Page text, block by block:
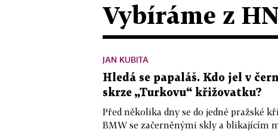
Vybíráme z HN
JAN KUBITA
Hledá se papaláš. Kdo jel v
skrze „Turkovu“ křižovatku?
Před několika dny se do jedné pražské
BMW se začerněnými skly a blikajícím